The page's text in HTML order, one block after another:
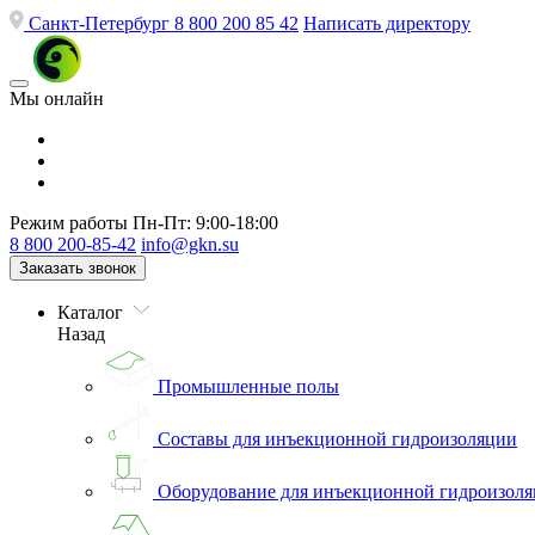
Санкт-Петербург 8 800 200 85 42 Написать директору
Мы онлайн
Режим работы Пн-Пт: 9:00-18:00
8 800 200-85-42 info@gkn.su
Заказать звонок
Каталог
Назад
Промышленные полы
Составы для инъекционной гидроизоляции
Оборудование для инъекционной